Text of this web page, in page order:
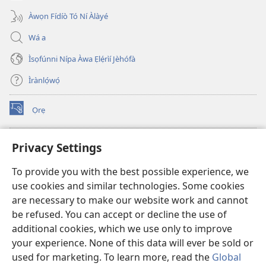
Privacy Settings
To provide you with the best possible experience, we
use cookies and similar technologies. Some cookies
are necessary to make our website work and cannot
be refused. You can accept or decline the use of
additional cookies, which we use only to improve
your experience. None of this data will ever be sold or
used for marketing. To learn more, read the Global
Àwọn Fídíò Tó Ní Àlàyé
Wá a
Ìsọfúnni Nípa Àwa Ẹlẹ́rìí Jèhófà
Ìrànlọ́wọ́
Ọrẹ
(opens
new
ÀKÁ ÌWÉ ORÍ ÍŃTÁNẸ́Ẹ̀TÌ TI Watchtower™
(opens
window)JW Hub
(opens
new
window)JW Library
Watchtower Library ®